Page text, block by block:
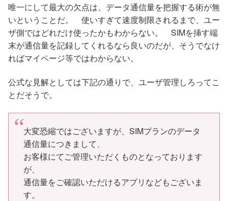
唯一にして最大の欠点は、データ通信量を把握する術が無
いということだ。 使いすぎて速度制限されるまで、ユー
ザ側ではどれだけ使ったかもわからない。 SIMを挿す端
末が通信量を記録してくれるなら良いのだが、そうでなけ
ればマイページ等ではわからない。
公式な見解としては下記の通りで、ユーザ管理しろってこ
とだそうで。
大変恐縮ではございますが、SIMプランのデータ
通信量につきまして、
お客様にてご管理いただくものとなっております
が、
通信量をご確認いただけるアプリなどもございま
す。